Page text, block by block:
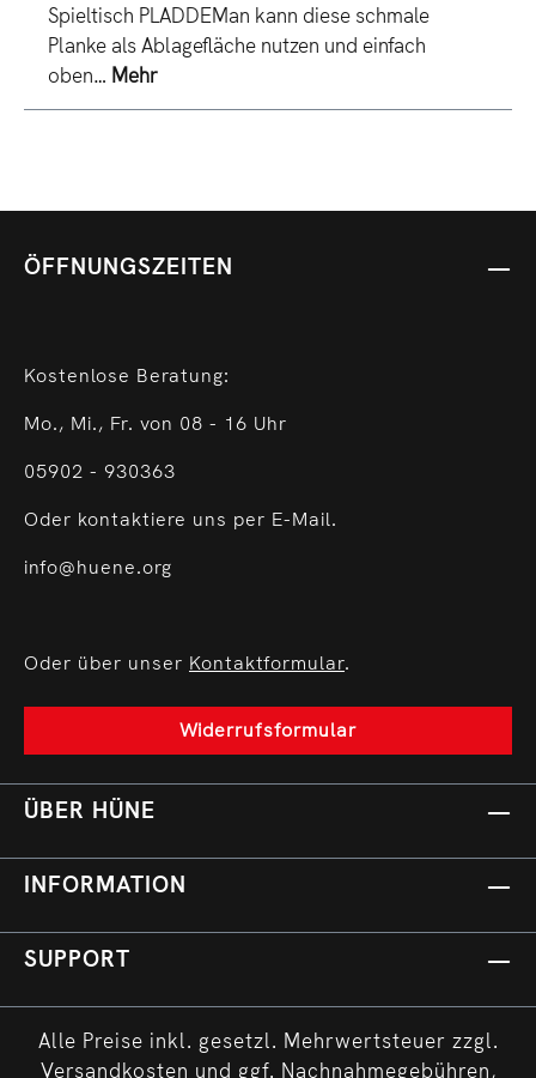
Spieltisch PLADDEMan kann diese schmale
Planke als Ablagefläche nutzen und einfach
oben… Mehr
ÖFFNUNGSZEITEN
Kostenlose Beratung:
Mo., Mi., Fr. von 08 - 16 Uhr
05902 - 930363
Oder kontaktiere uns per E-Mail.
info@huene.org
Oder über unser Kontaktformular.
Widerrufsformular
ÜBER HÜNE
INFORMATION
SUPPORT
Alle Preise inkl. gesetzl. Mehrwertsteuer zzgl.
Versandkosten und ggf. Nachnahmegebühren,